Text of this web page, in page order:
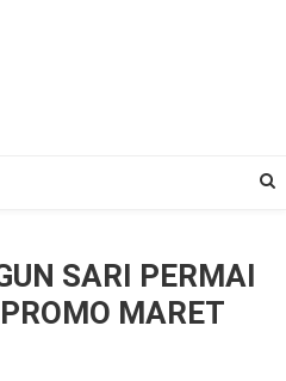
SARI PERMAI
MARET